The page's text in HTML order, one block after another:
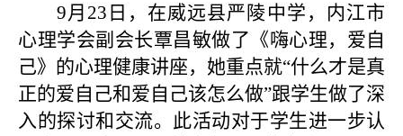
9月23日，在威远县严陵中学， 内江市
心理学会副会长覃昌敏做了《嗨心理，爱自
己》的心理健康讲座，她重点就“什么才是真
正的爱自己和爱自己该怎么做”跟学生做了深
入的探讨和交流。此活动对于学生进一步认